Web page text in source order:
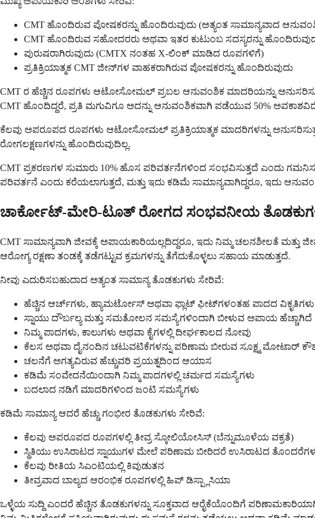
CMT ಹೊಂದಿರುವ ಪೋಷಕರನ್ನು ಹೊಂದಿರುವುದು (ಅತ್ಯಂತ ಸಾಮಾನ್ಯವಾದ
CMT ಹೊಂದಿರುವ ಸಹೋದರರು ಅಥವಾ ಇತರ ಕುಟುಂಬ ಸದಸ್ಯರನ್ನು
ಪುರುಷರಾಗಿರುವುದು (CMTX ನಂತಹ X-ಲಿಂಕ್ ಮಾಡಿದ ರೂಪಗಳಿಗೆ)
ಪ್ರತಿಕ್ರಿಯಾತ್ಮಕ CMT ಜೀನ್‌ಗಳ ವಾಹಕರಾಗಿರುವ ಪೋಷಕರನ್ನು ಹೊಂದಿರುವುದು
CMT ರ ಹೆಚ್ಚಿನ ರೂಪಗಳು ಆಟೋಸೋಮಲ್ ಪ್ರಬಲ ಆನುವಂಶಿಕ ಮಾದರಿಯನ್ನು
CMT ಹೊಂದಿದ್ದರೆ, ಪ್ರತಿ ಮಗುವಿಗೂ ಅದನ್ನು ಆನುವಂಶಿಕವಾಗಿ ಪಡೆಯುವ 50%
ಕೆಲವು ಅಪರೂಪದ ರೂಪಗಳು ಆಟೋಸೋಮಲ್ ಪ್ರತಿಕ್ರಿಯಾತ್ಮಕ ಮಾದರಿಗಳನ್ನು
ರೋಗಲಕ್ಷಣಗಳನ್ನು ಹೊಂದಿರುವುದಿಲ್ಲ.
CMT ಪ್ರಕರಣಗಳ ಸುಮಾರು 10% ಹೊಸ ಪರಿವರ್ತನೆಗಳಿಂದ ಸಂಭವಿಸುತ್ತದೆ ಎಂದು
ಪರಿವರ್ತನೆ ಎಂದು ಕರೆಯಲಾಗುತ್ತದೆ, ಮತ್ತು ಇದು ಕಡಿಮೆ ಸಾಮಾನ್ಯವಾಗಿದ್ದರೂ, ಇದು
ಚಾರ್ಕೋಟ್-ಮೇರಿ-ಟೂತ್ ರೋಗದ ಸಂಭವನೀಯ
CMT ಸಾಮಾನ್ಯವಾಗಿ ಜೀವಕ್ಕೆ ಅಪಾಯಕಾರಿಯಲ್ಲದಿದ್ದರೂ, ಇದು ನಿಮ್ಮ ಚಲನಶೀಲತೆ ಮತ್ತು
ಆರೋಗ್ಯ ರಕ್ಷಣಾ ತಂಡಕ್ಕೆ ತಡೆಗಟ್ಟುವ ಕ್ರಮಗಳನ್ನು ತೆಗೆದುಕೊಳ್ಳಲು ಸಹಾಯ ಮಾಡುತ್ತದೆ.
ನೀವು ಎದುರಿಸಬಹುದಾದ ಅತ್ಯಂತ ಸಾಮಾನ್ಯ ತೊಡಕುಗಳು ಸೇರಿವೆ:
ಹೆಚ್ಚಿನ ಆರ್ಚ್‌ಗಳು, ಹ್ಯಾಮರ್ಟೋಸ್ ಅಥವಾ ಫ್ಲಾಟ್ ಫೀಟ್‌ಗಳಂತಹ ಪಾದದ ವಿಕೃತಿಗಳು
ಸ್ನಾಯು ದೌರ್ಬಲ್ಯ ಮತ್ತು ಸಮತೋಲನ ಸಮಸ್ಯೆಗಳಿಂದಾಗಿ ಬೀಳುವ ಅಪಾಯ ಹೆಚ್ಚಾಗಿದೆ
ನಿಮ್ಮ ಪಾದಗಳು, ಕಾಲುಗಳು ಅಥವಾ ಕೈಗಳಲ್ಲಿ ದೀರ್ಘಕಾಲದ ನೋವು
ಕೆಲಸ ಅಥವಾ ದೈನಂದಿನ ಚಟುವಟಿಕೆಗಳನ್ನು ಪರಿಣಾಮ ಬೀರುವ ಸೂಕ್ಷ್ಮ ಮೋಟಾರ್
ಚಲನೆಗೆ ಅಗತ್ಯವಿರುವ ಹೆಚ್ಚುವರಿ ಪ್ರಯತ್ನದಿಂದ ಆಯಾಸ
ಕಡಿಮೆ ಸಂವೇದನೆಯಿಂದಾಗಿ ನಿಮ್ಮ ಪಾದಗಳಲ್ಲಿ ಚರ್ಮದ ಸಮಸ್ಯೆಗಳು
ಬದಲಾದ ನಡಿಗೆ ಮಾದರಿಗಳಿಂದ ಜಂಟಿ ಸಮಸ್ಯೆಗಳು
ಕಡಿಮೆ ಸಾಮಾನ್ಯ ಆದರೆ ಹೆಚ್ಚು ಗಂಭೀರ ತೊಡಕುಗಳು ಸೇರಿವೆ:
ಕೆಲವು ಅಪರೂಪದ ರೂಪಗಳಲ್ಲಿ ತೀವ್ರ ಸ್ಕೋಲಿಯೋಸಿಸ್ (ಬೆನ್ನುಮೂಳೆಯ ವಕ್ರತೆ)
ಸ್ಥಿತಿಯು ಉಸಿರಾಟದ ಸ್ನಾಯುಗಳ ಮೇಲೆ ಪರಿಣಾಮ ಬೀರಿದರೆ ಉಸಿರಾಟದ
ಕೆಲವು ರೀತಿಯ ಸಿಎಂಟಿಯಲ್ಲಿ ಕಿವುಡುತನ
ತೀವ್ರವಾದ ಬಾಲ್ಯದ ಆರಂಭಿಕ ರೂಪಗಳಲ್ಲಿ ಹಿಪ್ ಡಿಸ್ಪ್ಲಾಸಿಯಾ
ಒಳ್ಳೆಯ ಸುದ್ದಿ ಎಂದರೆ ಹೆಚ್ಚಿನ ತೊಡಕುಗಳನ್ನು ಸೂಕ್ತವಾದ ಆರೈಕೆಯೊಂದಿಗೆ